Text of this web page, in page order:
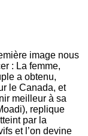
image nous
: La femme,
a obtenu,
le Canada, et
meilleur à sa
replique
par la
et l’on devine